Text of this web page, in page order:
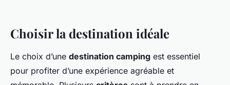
Choisir la destination idéale
Le choix d’une destination camping est essentiel
pour profiter d’une expérience agréable et